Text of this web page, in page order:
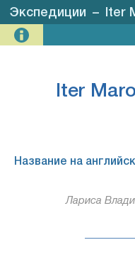
Экспедиции – Iter
Iter
Название на
Лариса